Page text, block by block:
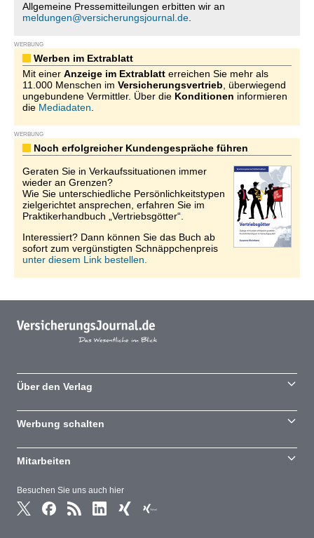
Allgemeine Pressemitteilungen erbitten wir an
meldungen@versicherungsjournal.de
WERBUNG
Werben im Extrablatt
Mit einer Anzeige im Extrablatt erreichen Sie mehr als
11.000 Menschen im Versicherungsvertrieb , überwiegend
ungebundene Vermittler. Über die Konditionen informieren
die Mediadaten
WERBUNG
Noch erfolgreicher Kundengespräche führen
Geraten Sie in Verkaufssituationen immer
wieder an Grenzen?
Wie Sie unterschiedliche Persönlichkeitstypen
zielgerichtet ansprechen, erfahren Sie im
Praktikerhandbuch „Vertriebsgötter“.
Interessiert? Dann können Sie das Buch ab
sofort zum vergünstigten Schnäppchenpreis
unter diesem Link bestellen.
Besuchen Sie uns auch hier
Über den Verlag
Werbung schalten
Mitarbeiten